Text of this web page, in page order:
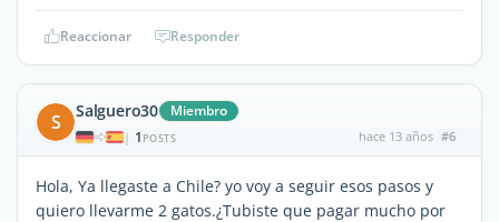
Reaccionar Responder
S Salguero30 Miembro
| 1 POSTS hace 13 años #6
Hola, Ya llegaste a Chile? yo voy a seguir esos pasos y
quiero llevarme 2 gatos.¿Tubiste que pagar mucho por